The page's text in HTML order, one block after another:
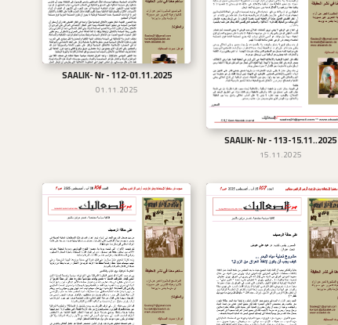
تحميل
SAALIK- Nr - 113-15.11..2025
15.11.2025
تحميل
SAALIK- Nr - 112-01.11.2025
01.11.2025